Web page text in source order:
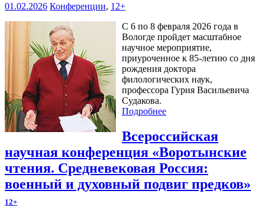
01.02.2026 Конференции, 12+
С 6 по 8 февраля 2026 года в
Вологде пройдет масштабное
научное мероприятие,
приуроченное к 85-летию со дня
рождения доктора
филологических наук,
профессора Гурия Васильевича
Судакова.
Подробнее
Всероссийская
научная конференция «Воротынские
чтения. Средневековая Россия:
военный и духовный подвиг предков»
12+